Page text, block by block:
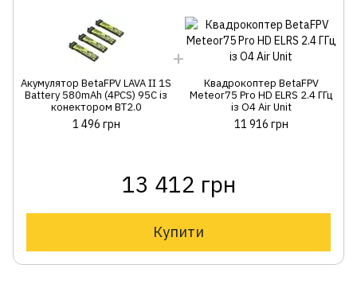
Акумулятор BetaFPV LAVA II 1S
Battery 580mAh (4PCS) 95C із
конектором BT2.0
1 496 грн
Квадрокоптер BetaFPV
Meteor75 Pro HD ELRS 2.4 ГГц
із O4 Air Unit
11 916 грн
13 412 грн
Купити